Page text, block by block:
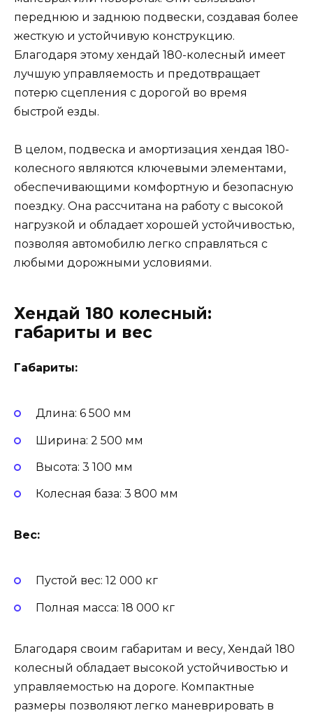
переднюю и заднюю подвески, создавая более
жесткую и устойчивую конструкцию.
Благодаря этому хендай 180-колесный имеет
лучшую управляемость и предотвращает
потерю сцепления с дорогой во время
быстрой езды.
В целом, подвеска и амортизация хендая 180-
колесного являются ключевыми элементами,
обеспечивающими комфортную и безопасную
поездку. Она рассчитана на работу с высокой
нагрузкой и обладает хорошей устойчивостью,
позволяя автомобилю легко справляться с
любыми дорожными условиями.
Хендай 180 колесный:
габариты и вес
Габариты:
Длина: 6 500 мм
Ширина: 2 500 мм
Высота: 3 100 мм
Колесная база: 3 800 мм
Вес:
Пустой вес: 12 000 кг
Полная масса: 18 000 кг
Благодаря своим габаритам и весу, Хендай 180
колесный обладает высокой устойчивостью и
управляемостью на дороге. Компактные
размеры позволяют легко маневрировать в